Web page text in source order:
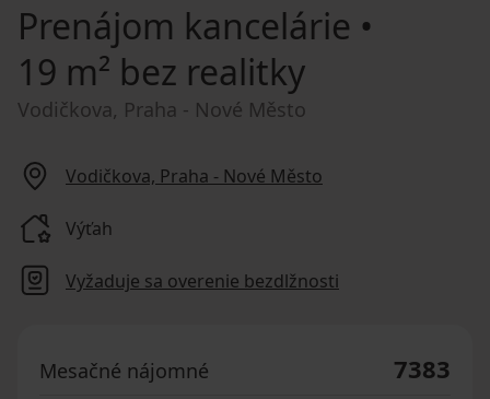
Prenájom kancelárie •
19 m² bez realitky
Vodičkova, Praha - Nové Město
Vodičkova, Praha - Nové Město
Výťah
Vyžaduje sa overenie bezdlžnosti
Mesačné nájomné 7383